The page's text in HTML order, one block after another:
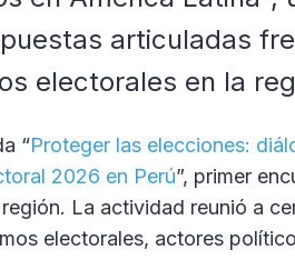
articuladas
electorales en la
“Proteger las elecciones:
2026 en Perú”, primer
La actividad reunió a
electorales, actores